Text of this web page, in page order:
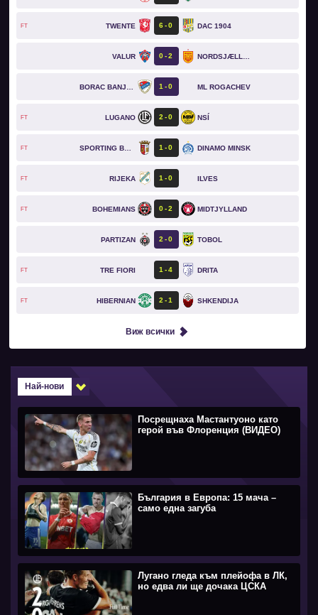
FT TWENTE 6 0 DAC 1904
VALUR 0 2
1 0 ML ROGACHEV
FT LUGANO 2 0 NSÍ
FT SPORTING BRAGA 1 0 DINAMO MINSK
FT RIJEKA 1 0 ILVES
FT BOHEMIANS 0 2 MIDTJYLLAND
PARTIZAN 2 0 TOBOL
FT TRE FIORI 1 4 DRITA
FT HIBERNIAN 2 1 SHKENDIJA
Виж всички
Най-нови
Посрещнаха Мастантуоно като
герой във Флоренция (ВИДЕО)
България в Европа: 15 мача –
само една загуба
Лугано гледа към плейофа в ЛК,
но едва ли ще дочака ЦСКА